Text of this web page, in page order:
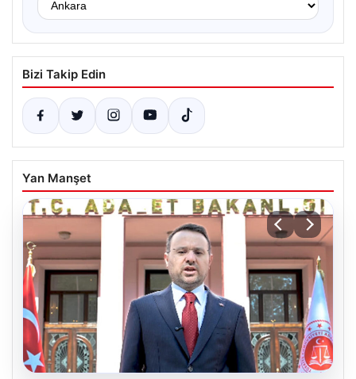
Bizi Takip Edin
Yan Manşet